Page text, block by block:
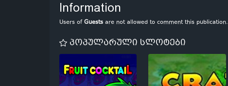
Information
Users ofGuests are not allowed to comment this publication.
პოპულარული სლოტები